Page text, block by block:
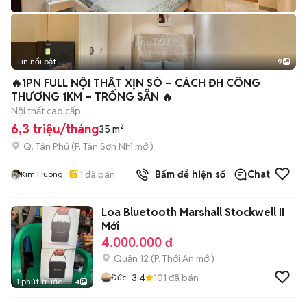
+2
Tin nổi bật 9
🔥1PN FULL NỘI THẤT XỊN SÒ – CÁCH ĐH CÔNG
THƯƠNG 1KM – TRỐNG SẴN 🔥
Nội thất cao cấp
6,3 triệu/tháng35 m²
Q. Tân Phú (P. Tân Sơn Nhì mới)
Kim Huong 1 đã bán Bấm để hiện số Chat
1 phút trước 4
Loa Bluetooth Marshall Stockwell II
Mới
4.000.000 đ
Quận 12 (P. Thới An mới)
Đức 3.4 101 đã bán